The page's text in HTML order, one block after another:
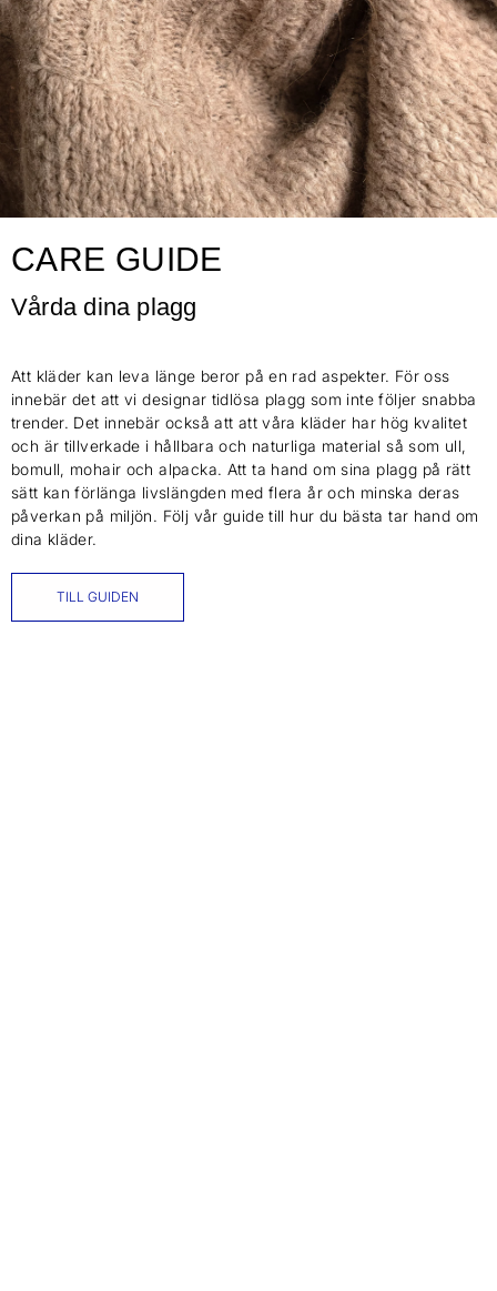
CARE GUIDE
Vårda dina plagg
Att kläder kan leva länge beror på en rad aspekter. För oss
innebär det att vi designar tidlösa plagg som inte följer snabba
trender. Det innebär också att att våra kläder har hög kvalitet
och är tillverkade i hållbara och naturliga material så som ull,
bomull, mohair och alpacka. Att ta hand om sina plagg på rätt
sätt kan förlänga livslängden med flera år och minska deras
påverkan på miljön. Följ vår guide till hur du bästa tar hand om
dina kläder.
TILL GUIDEN